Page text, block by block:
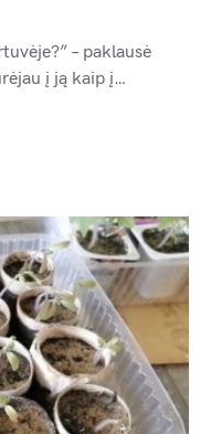
– paklausė
į ją kaip į…